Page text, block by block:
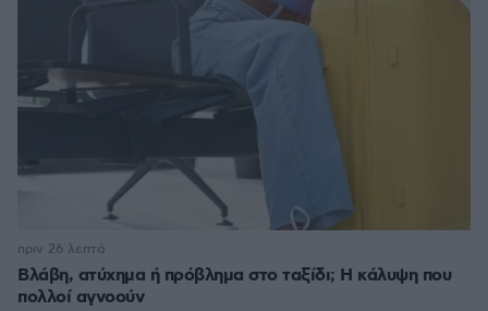
Βλάβη, ατύχημα ή πρόβλημα στο ταξίδι; Η κάλυψη που
πολλοί αγνοούν
πριν 26 λεπτά